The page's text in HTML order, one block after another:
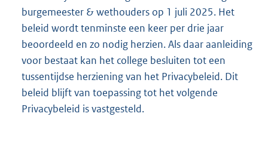
n
l
n
burgemeester & wethouders op 1 juli 2025. Het
beleid wordt tenminste een keer per drie jaar
beoordeeld en zo nodig herzien. Als daar aanleiding
voor bestaat kan het college besluiten tot een
tussentijdse herziening van het Privacybeleid. Dit
beleid blijft van toepassing tot het volgende
Privacybeleid is vastgesteld.